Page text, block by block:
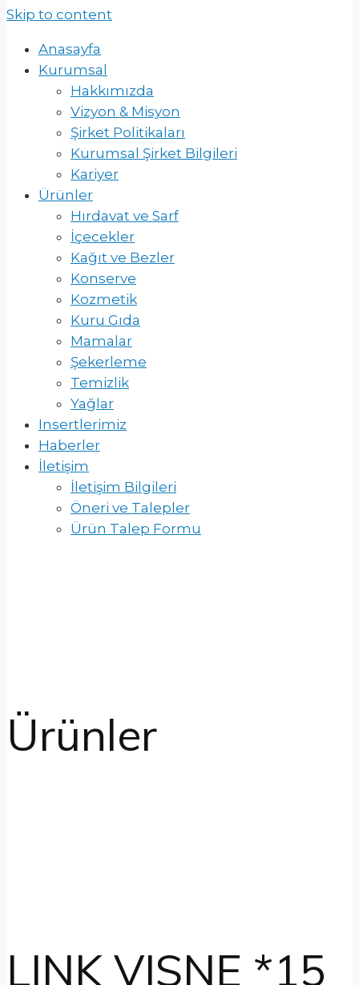
Skip to content
Anasayfa
Kurumsal
Hakkımızda
Vizyon & Misyon
Şirket Politikaları
Kurumsal Şirket Bilgileri
Kariyer
Ürünler
Hırdavat ve Sarf
İçecekler
Kağıt ve Bezler
Konserve
Kozmetik
Kuru Gıda
Mamalar
Şekerleme
Temizlik
Yağlar
Insertlerimiz
Haberler
İletişim
İletişim Bilgileri
Öneri ve Talepler
Ürün Talep Formu
Ürünler
LINK VISNE *15